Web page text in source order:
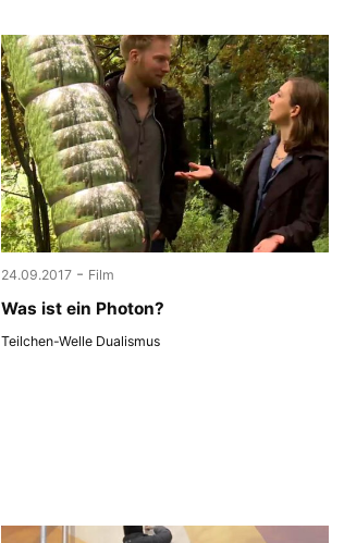
24.09.2017 - Film
Was ist ein Photon?
Teilchen-Welle Dualismus